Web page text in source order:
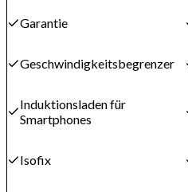
Garantie
Geschwindigkeitsbegrenzer
Induktionsladen für
Smartphones
Isofix